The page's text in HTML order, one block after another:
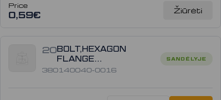
Price
0,59€ Žiūrėti
20BOLT,HEXAGON
FLANGE
380140040-0016
380140040-0016
SANDĖLYJE